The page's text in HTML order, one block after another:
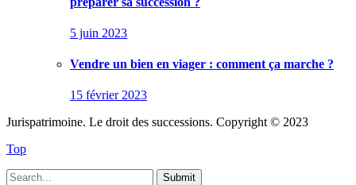
5 juin 2023
Vendre un bien en viager : comment ça marche ?
15 février 2023
Jurispatrimoine. Le droit des successions. Copyright © 2023
Top
Submit